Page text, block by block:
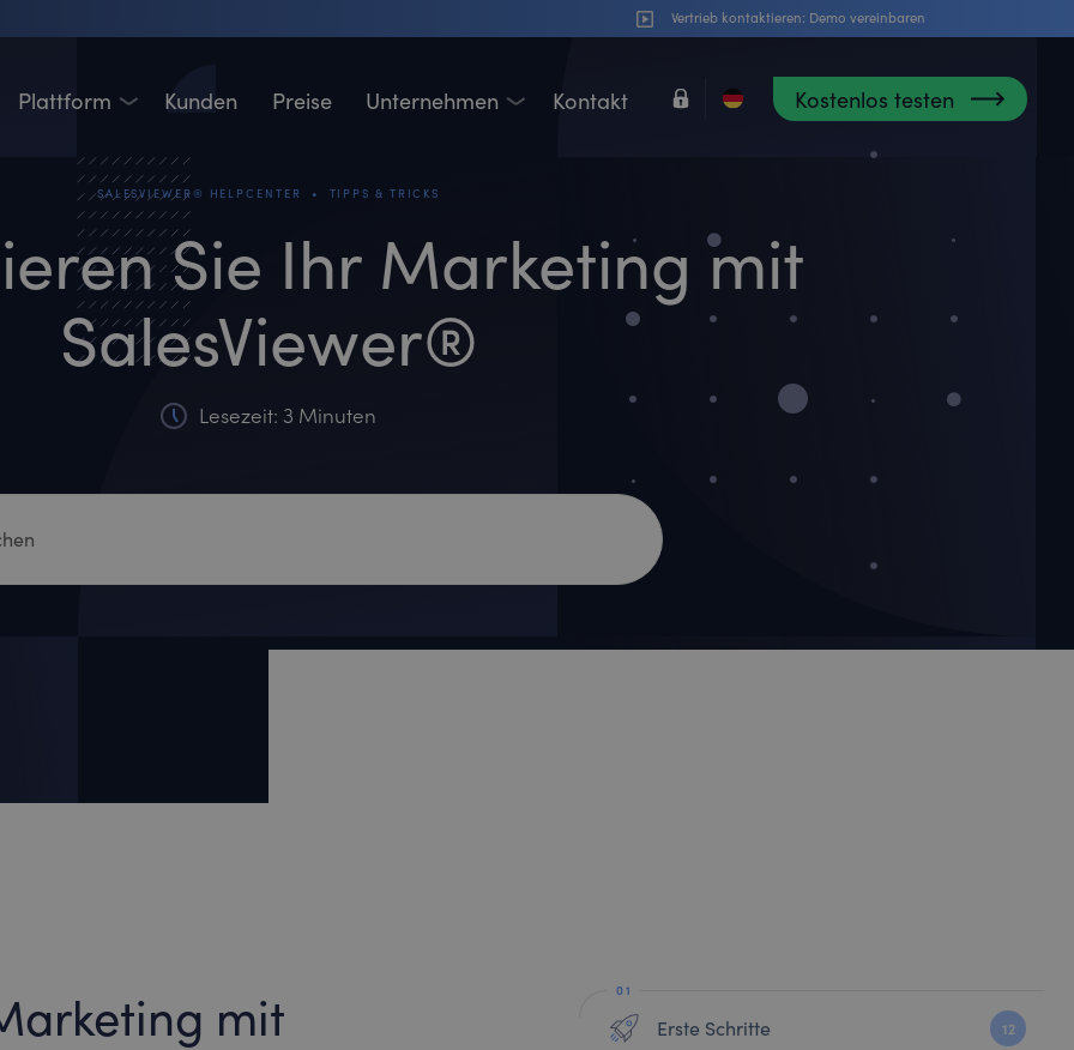
Vertrieb kontaktieren: Demo vereinbaren
Plattform Kunden Preise Unternehmen Kontakt Kostenlos testen
SALESVIEWER® HELPCENTER • TIPPS & TRICKS
Sie Ihr Marketing mit
SalesViewer®
Lesezeit: 3 Minuten
Erste Schritte 12
mit